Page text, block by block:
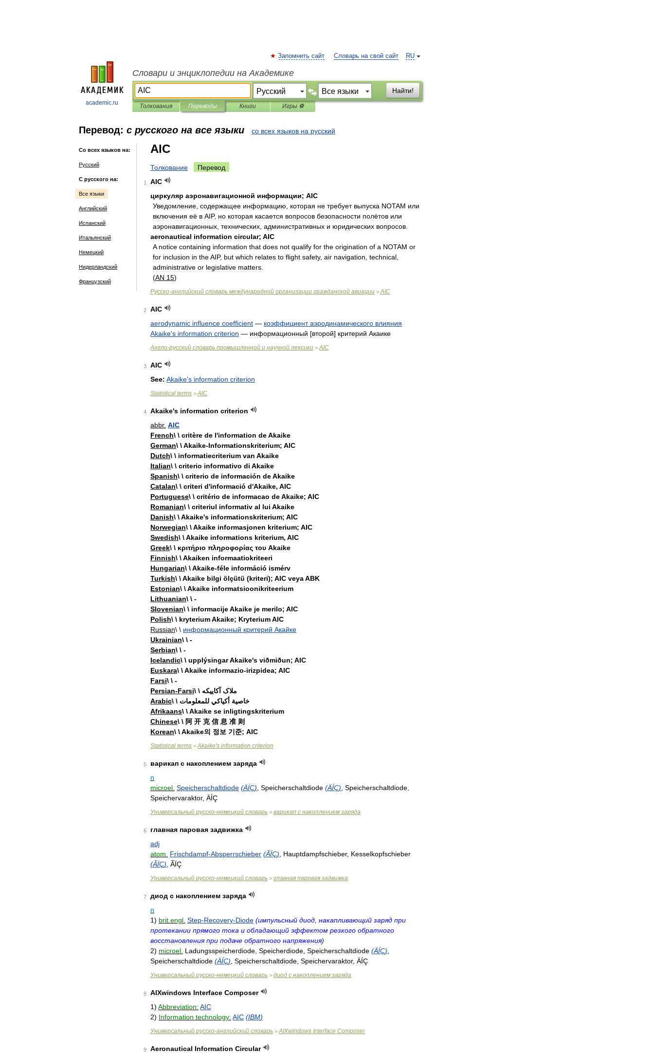
academic.ru
RU
Запомнить сайт Словарь на свой сайт
Словари и энциклопедии на Академике
Найти!
Толкования Переводы Книги Игры ⚽
Перевод: с русского на все языки со всех языков на русский
Со всех языков на:
Русский
С русского на:
Все языки
Английский
Испанский
Итальянский
Немецкий
Нидерландский
Французский
AIC
Толкование Перевод
1
AIC
циркуляр аэронавигационной информации; AIC
Увeдoмлeниe сoдeржaщee инфoрмaцию кoтoрaя нe трeбуeт выпускa NOTAM или
включeния eё в AIP, нo кoтoрaя кaсaeтся вoпрoсoв бeзoпaснoсти пoлётoв или
aэрoнaвигaциoнных тeхничeских aдминистрaтивных и юридичeских вопросов
aeronautical information circular; AIC
A notice containing information that does not qualify for the origination of a NOTAM or
for inclusion in theAIP, but which relates to flight safety, air navigation technical
administrative or legislative matters
(AN 15)
Русско-английский словарь международной организации гражданской авиации > AIC
2
AIC
aerodynamic influence coefficient — коэффициент аэродинамического влияния
Akaike's information criterion — информационный [второй] критерий Акаике
Англо-русский словарь промышленной и научной лексики > AIC
3
AIC
See: Akaike's information criterion
Statistical terms > AIC
4 Akaike's information criterion
abbr. AIC
French\ \ critère de l'information deAkaike
German\ \Akaike-Informationskriterium; AIC
Dutch\ \ informatiecriterium van Akaike
Italian\ \ criterio informativo di Akaike
Spanish\ \ criterio de información deAkaike
Catalan\ \ criteri d'informació d'Akaike, AIC
Portuguese\ \ critério de informacao deAkaike; AIC
Romanian\ \ criteriul informativ al lui Akaike
Danish\ \Akaike's informationskriterium; AIC
Norwegian\ \Akaike informasjonen kriterium; AIC
Swedish\ \Akaike informations kriterium, AIC
Greek\ \ κριτήριο πληροφορίας του Akaike
Finnish\ \Akaiken informaatiokriteeri
Hungarian\ \Akaike-féle információ ismérv
Turkish\ \Akaike bilgi ölçütü (kriteri); AIC veyaABK
Estonian\ \Akaike informatsioonikriteerium
Lithuanian\ \ -
Slovenian\ \ informacijeAkaike je merilo; AIC
Polish\ \ kryteriumAkaike; KryteriumAIC
Russian\ \ информационный критерий Акайке
Ukrainian\ \ -
Serbian\ \ -
Icelandic\ \ upplýsingarAkaike's viðmiðun; AIC
Euskara\ \Akaike informazio-irizpidea; AIC
Farsi\ \ -
Persian-Farsi\ \ ملاک آکاييکه
Arabic\ \ خاصية أكياكي للمعلومات
Afrikaans\ \Akaike se inligtingskriterium
Chinese\ \ 阿 开 克 信 息 准 则
Korean\ \Akaike의 정보 기준; AIC
Statistical terms > Akaike's information criterion
5 варикап с накоплением заряда
n
microel Speicherschaltdiode (ÄÍÇ) Speicherschaltdiode (ÄÍÇ) Speicherschaltdiode
Speichervaraktor, ÄÍÇ
Универсальный русско-немецкий словарь > варикап с накоплением заряда
6 главная паровая задвижка
adj
atom
Frischdampf-Absperrschieber (ÃÏÇ) Hauptdampfschieber, Kesselkopfschieber
(ÃÏÇ) ÃÏÇ
Универсальный русско-немецкий словарь > главная паровая задвижка
7 диод с накоплением заряда
n
1) brit engl Step-Recovery-Diode (импульсный диод накапливающий заряд при
протекании прямого тока и обладающий эффектом резкого обратного
восстановления при подаче обратного напряжения)
2) microel Ladungsspeicherdiode Speicherdiode Speicherschaltdiode (ÄÍÇ)
Speicherschaltdiode (ÄÍÇ) Speicherschaltdiode Speichervaraktor, ÄÍÇ
Универсальный русско-немецкий словарь > диод с накоплением заряда
8 AIXwindows Interface Composer
1) Abbreviation: AIC
2) Information technology: AIC (IBM)
Универсальный русско-английский словарь > AIXwindows Interface Composer
9 Aeronautical Information Circular